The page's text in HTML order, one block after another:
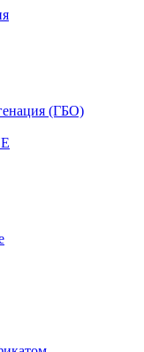
(ГБО)